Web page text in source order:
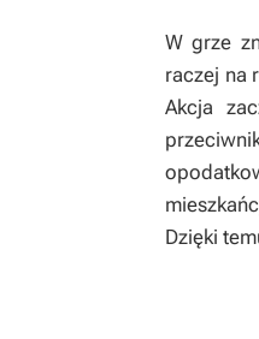
W grze
raczej na
Akcja
Dzięki